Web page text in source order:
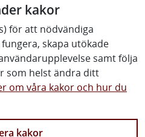
kakor
för att nödvändiga
skapa utökade
samt följa
som helst ändra ditt
om våra kakor och hur du
kakor